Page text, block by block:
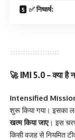
✅ निष्कर्ष:
🚀IMI 5.0 – क्या है
Intensified
शुरू किया गया। इसका
खत्म किया जाए। इस
किसी वजह से नियमित